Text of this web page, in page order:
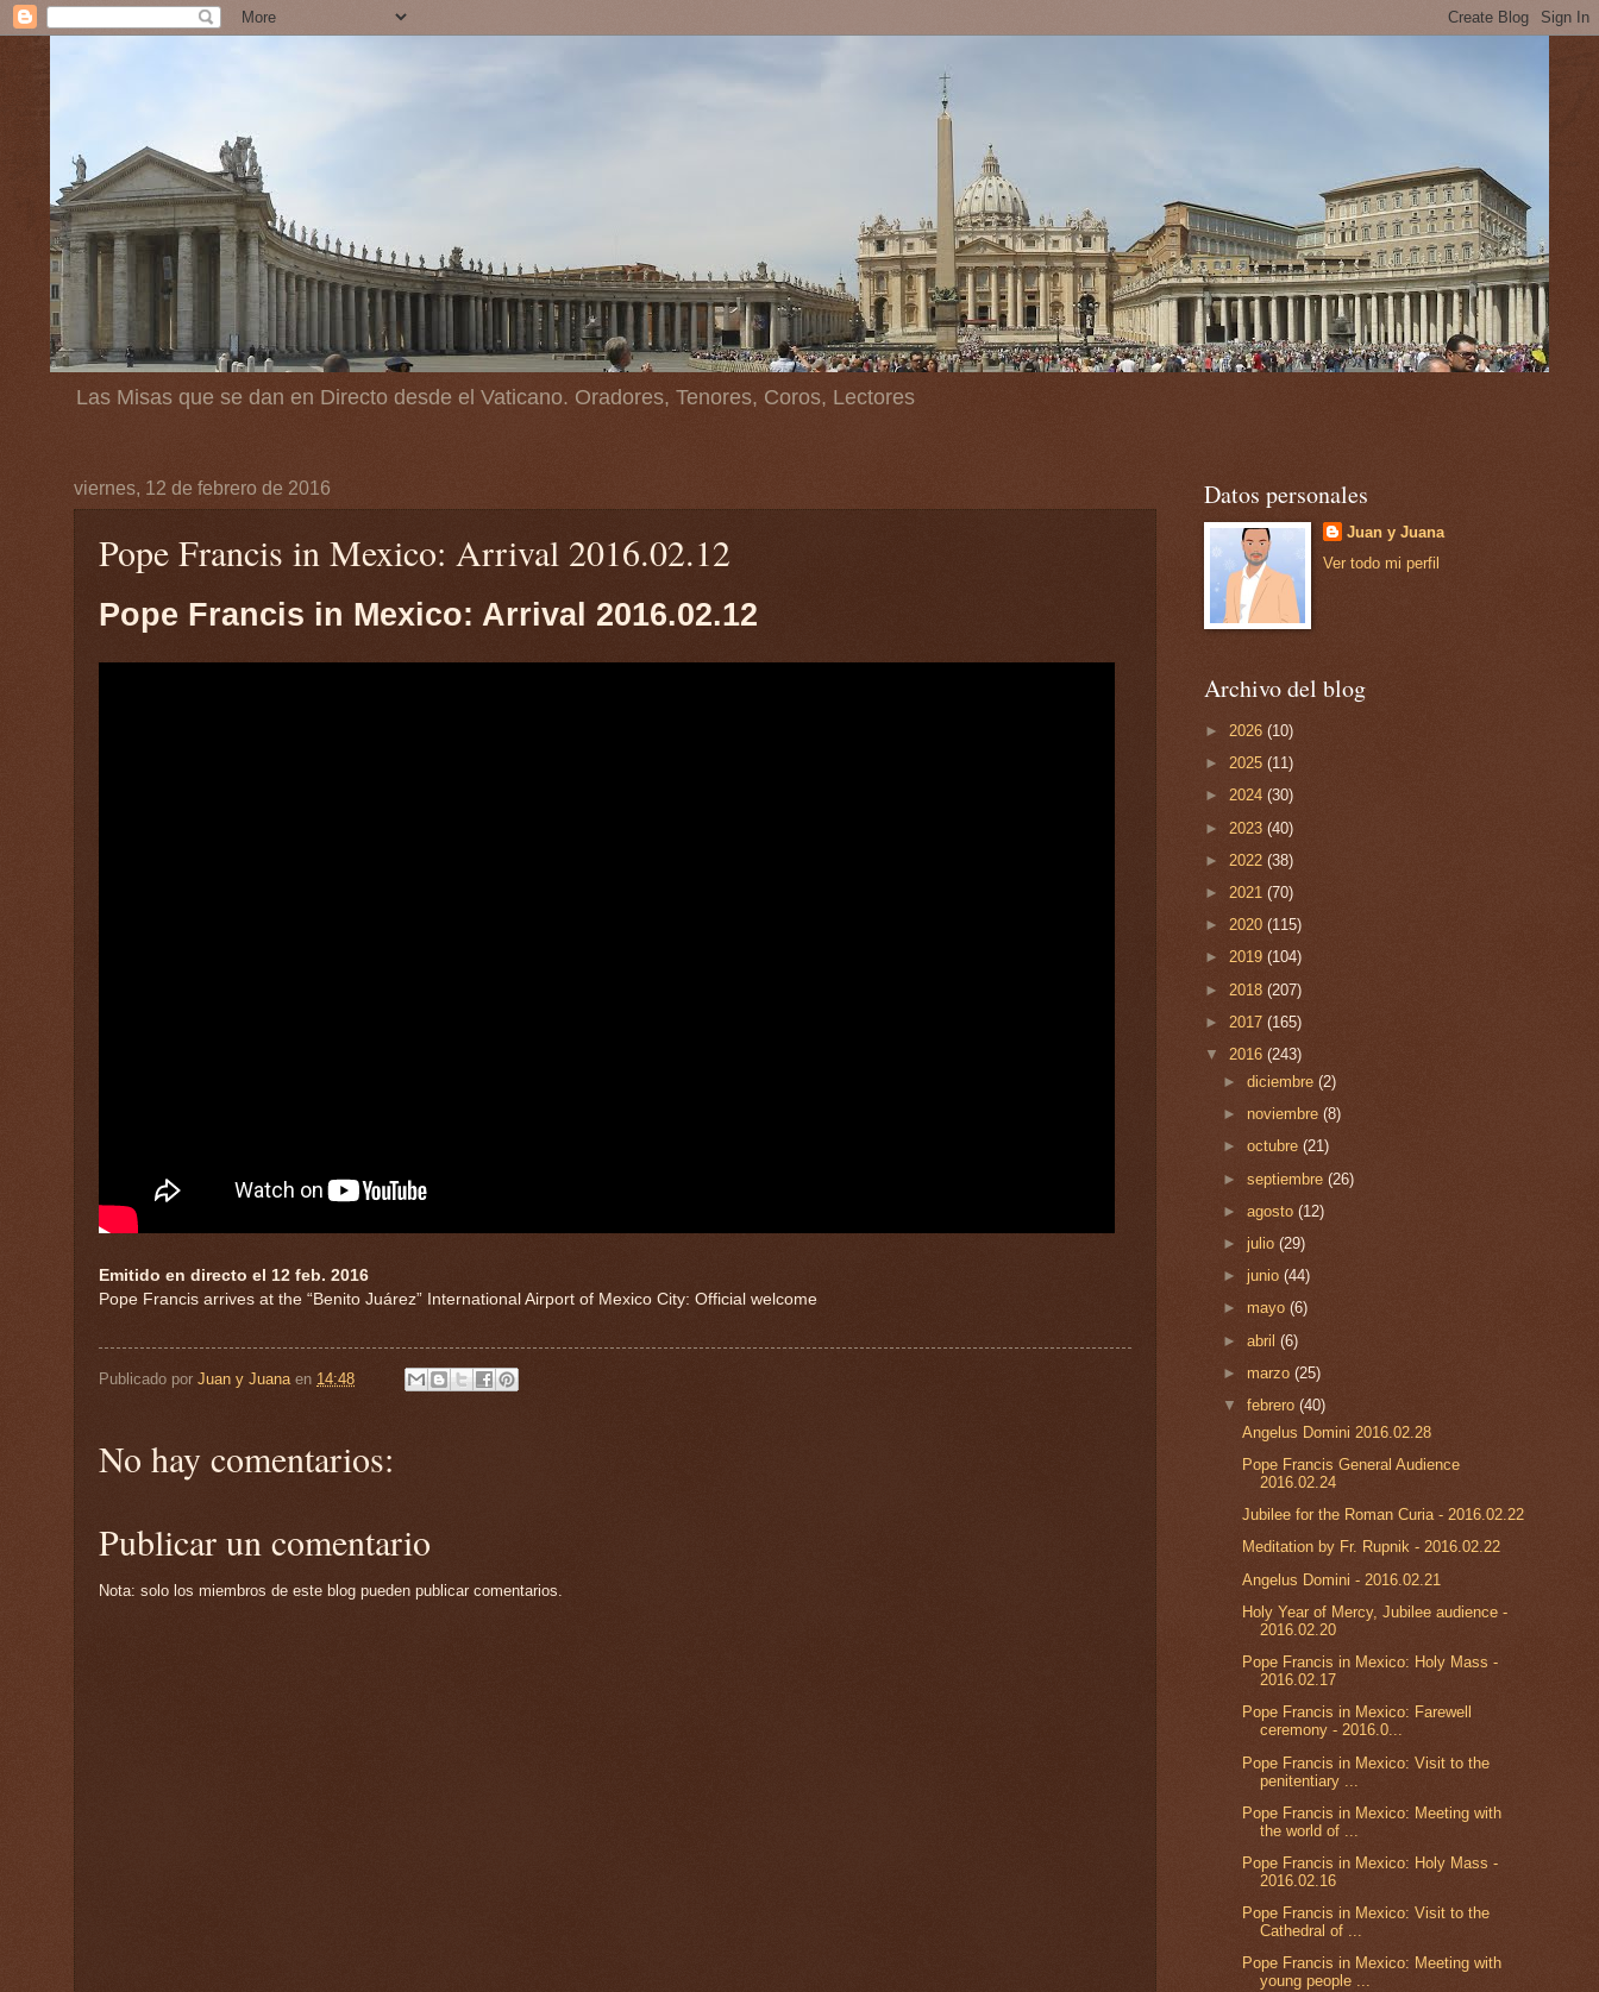
Las Misas que se dan en Directo desde el Vaticano. Oradores, Tenores, Coros, Lectores
viernes, 12 de febrero de 2016
Pope Francis in Mexico: Arrival 2016.02.12
Pope Francis in Mexico: Arrival 2016.02.12
Emitido en directo el 12 feb. 2016
Pope Francis arrives at the “Benito Juárez” International Airport of Mexico City: Official welcome
Publicado por Juan y Juana en 14:48
No hay comentarios:
Publicar un comentario
Nota: solo los miembros de este blog pueden publicar comentarios.
Datos personales
Juan y Juana
Ver todo mi perfil
Archivo del blog
► 2026 (10)
► 2025 (11)
► 2024 (30)
► 2023 (40)
► 2022 (38)
► 2021 (70)
► 2020 (115)
► 2019 (104)
► 2018 (207)
► 2017 (165)
▼ 2016 (243)
►diciembre(2)
► noviembre(8)
►octubre(21)
►septiembre(26)
►agosto(12)
►julio(29)
►junio(44)
►mayo(6)
►abril(6)
► marzo(25)
▼febrero(40)
Angelus Domini 2016.02.28
Pope Francis General Audience
2016.02.24
Jubilee for the Roman Curia - 2016.02.22
Meditation by Fr. Rupnik - 2016.02.22
Angelus Domini - 2016.02.21
Holy Year of Mercy, Jubilee audience -
2016.02.20
Pope Francis in Mexico: Holy Mass -
2016.02.17
Pope Francis in Mexico: Farewell
ceremony - 2016.0...
Pope Francis in Mexico: Visit to the
penitentiary ...
Pope Francis in Mexico: Meeting with
the world of ...
Pope Francis in Mexico: Holy Mass -
2016.02.16
Pope Francis in Mexico: Visit to the
Cathedral of ...
Pope Francis in Mexico: Meeting with
young people ...